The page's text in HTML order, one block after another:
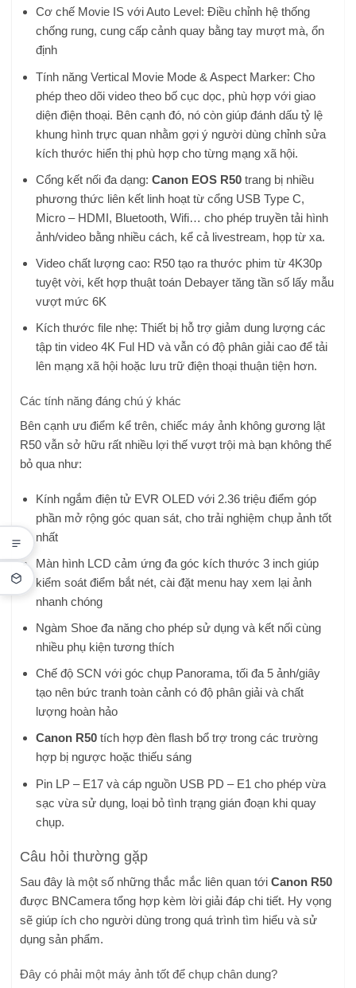
Cơ chế Movie IS với Auto Level: Điều chỉnh hệ thống
chống rung, cung cấp cảnh quay bằng tay mượt mà, ổn
định
Tính năng Vertical Movie Mode & Aspect Marker: Cho
phép theo dõi video theo bố cục dọc, phù hợp với giao
diện điện thoại. Bên cạnh đó, nó còn giúp đánh dấu tỷ lệ
khung hình trực quan nhằm gợi ý người dùng chỉnh sửa
kích thước hiển thị phù hợp cho từng mạng xã hội.
Cổng kết nối đa dạng: Canon EOS R50trang bị nhiều
phương thức liên kết linh hoạt từ cổng USB Type C,
Micro – HDMI, Bluetooth, Wifi… cho phép truyền tải hình
ảnh/video bằng nhiều cách, kể cả livestream, họp từ xa.
Video chất lượng cao: R50 tạo ra thước phim từ 4K30p
tuyệt vời, kết hợp thuật toán Debayer tăng tần số lấy mẫu
vượt mức 6K
Kích thước file nhẹ: Thiết bị hỗ trợ giảm dung lượng các
tập tin video 4K Ful HD và vẫn có độ phân giải cao để tải
lên mạng xã hội hoặc lưu trữ điện thoại thuận tiện hơn.
Các tính năng đáng chú ý khác
Bên cạnh ưu điểm kể trên, chiếc máy ảnh không gương lật
R50 vẫn sở hữu rất nhiều lợi thế vượt trội mà bạn không thể
bỏ qua như:
Kính ngắm điện tử EVR OLED với 2.36 triệu điểm góp
phần mở rộng góc quan sát, cho trải nghiệm chụp ảnh tốt
nhất
Màn hình LCD cảm ứng đa góc kích thước 3 inch giúp
kiểm soát điểm bắt nét, cài đặt menu hay xem lại ảnh
nhanh chóng
Ngàm Shoe đa năng cho phép sử dụng và kết nối cùng
nhiều phụ kiện tương thích
Chế độ SCN với góc chụp Panorama, tối đa 5 ảnh/giây
tạo nên bức tranh toàn cảnh có độ phân giải và chất
lượng hoàn hảo
Canon R50 tích hợp đèn flash bổ trợ trong các trường
hợp bị ngược hoặc thiếu sáng
Pin LP – E17 và cáp nguồn USB PD – E1 cho phép vừa
sạc vừa sử dụng, loại bỏ tình trạng gián đoạn khi quay
chụp.
Câu hỏi thường gặp
Sau đây là một số những thắc mắc liên quan tới Canon R50
được BNCamera tổng hợp kèm lời giải đáp chi tiết. Hy vọng
sẽ giúp ích cho người dùng trong quá trình tìm hiểu và sử
dụng sản phẩm.
Đây có phải một máy ảnh tốt để chụp chân dung?